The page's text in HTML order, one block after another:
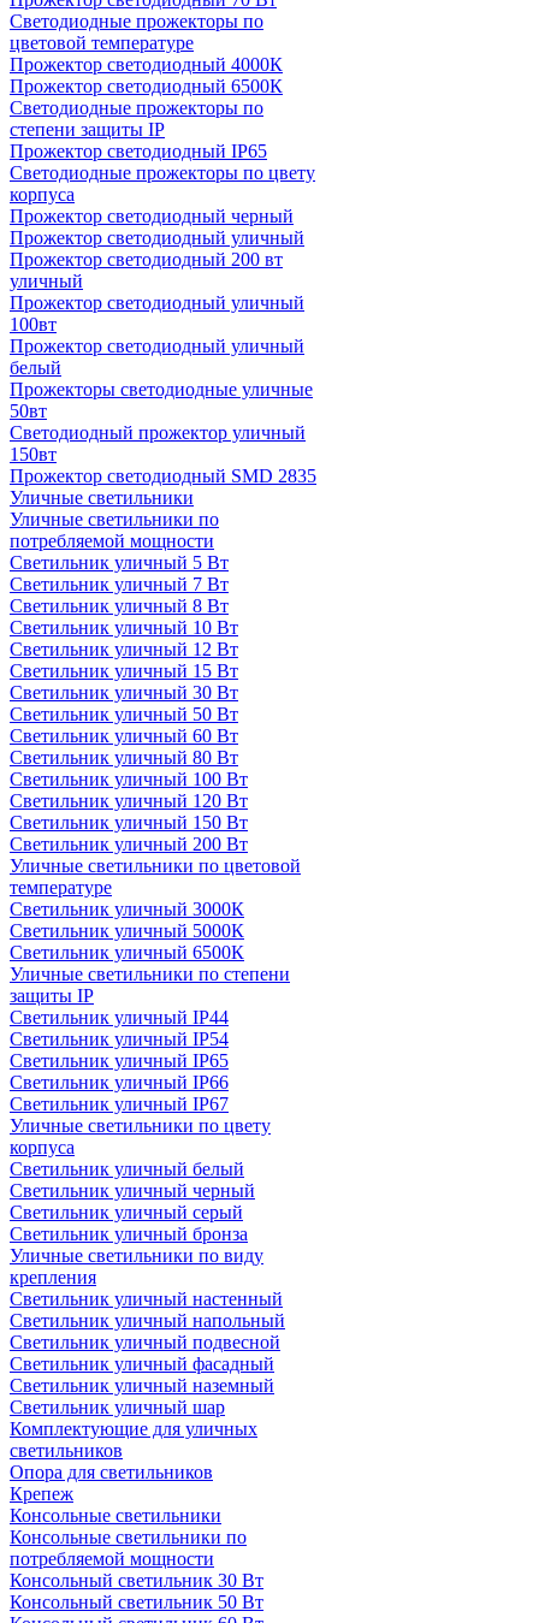
Светодиодные прожекторы по
цветовой температуре
Прожектор светодиодный 4000К
Прожектор светодиодный 6500К
Светодиодные прожекторы по
степени защиты IP
Прожектор светодиодный IP65
Светодиодные прожекторы по цвету
корпуса
Прожектор светодиодный черный
Прожектор светодиодный уличный
Прожектор светодиодный 200 вт
уличный
Прожектор светодиодный уличный
100вт
Прожектор светодиодный уличный
белый
Прожекторы светодиодные уличные
50вт
Светодиодный прожектор уличный
150вт
Прожектор светодиодный SMD 2835
Уличные светильники
Уличные светильники по
потребляемой мощности
Светильник уличный 5 Вт
Светильник уличный 7 Вт
Светильник уличный 8 Вт
Светильник уличный 10 Вт
Светильник уличный 12 Вт
Светильник уличный 15 Вт
Светильник уличный 30 Вт
Светильник уличный 50 Вт
Светильник уличный 60 Вт
Светильник уличный 80 Вт
Светильник уличный 100 Вт
Светильник уличный 120 Вт
Светильник уличный 150 Вт
Светильник уличный 200 Вт
Уличные светильники по цветовой
температуре
Cветильник уличный 3000К
Cветильник уличный 5000К
Cветильник уличный 6500К
Уличные светильники по степени
защиты IP
Светильник уличный IP44
Светильник уличный IP54
Светильник уличный IP65
Светильник уличный IP66
Светильник уличный IP67
Уличные светильники по цвету
корпуса
Светильник уличный белый
Светильник уличный черный
Светильник уличный серый
Светильник уличный бронза
Уличные светильники по виду
крепления
Светильник уличный настенный
Светильник уличный напольный
Светильник уличный подвесной
Светильник уличный фасадный
Светильник уличный наземный
Cветильник уличный шар
Комплектующие для уличных
светильников
Опора для светильников
Крепеж
Консольные светильники
Консольные светильники по
потребляемой мощности
Консольный светильник 30 Вт
Консольный светильник 50 Вт